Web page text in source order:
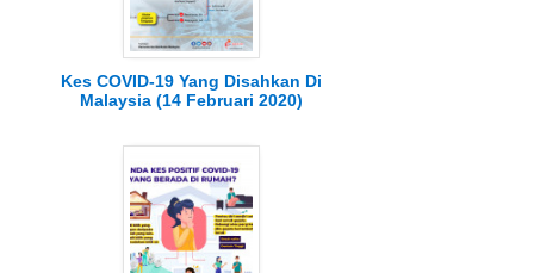
Kes COVID-19 Yang Disahkan Di
Malaysia (14 Februari 2020)